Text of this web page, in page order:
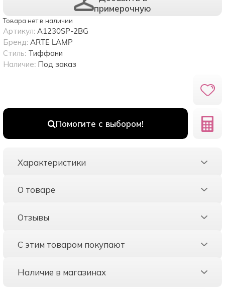
примерочную
Товара нет в наличии
Помогите с выбором!
Артикул: A1230SP-2BG
Бренд: ARTE LAMP
Стиль: Тиффани
Наличие: Под заказ
Характеристики
О товаре
Отзывы
С этим товаром покупают
Наличие в магазинах